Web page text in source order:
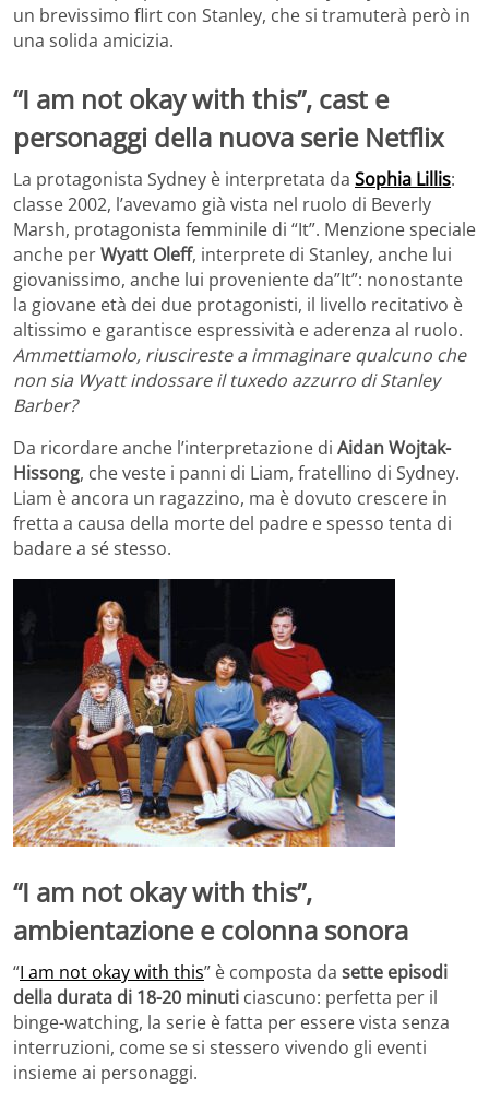
un brevissimo flirt con Stanley, che si tramuterà però in
una solida amicizia.
“I am not okay with this”, cast e
personaggi della nuova serie Netflix
La protagonista Sydney è interpretata da Sophia Lillis:
classe 2002, l’avevamo già vista nel ruolo di Beverly
Marsh, protagonista femminile di “It”. Menzione speciale
anche perWyatt Oleff, interprete di Stanley, anche lui
giovanissimo, anche lui proveniente da”It”: nonostante
la giovane età dei due protagonisti, il livello recitativo è
altissimo e garantisce espressività e aderenza al ruolo.
Ammettiamolo, riuscireste a immaginare qualcuno che
non sia Wyatt indossare il tuxedo azzurro di Stanley
Barber?
Da ricordare anche l’interpretazione di Aidan Wojtak-
Hissong, che veste i panni di Liam, fratellino di Sydney.
Liam è ancora un ragazzino, ma è dovuto crescere in
fretta a causa della morte del padre e spesso tenta di
badare a sé stesso.
“I am not okay with this”,
ambientazione e colonna sonora
“I am not okay with this” è composta da sette episodi
della durata di 18-20 minuti ciascuno: perfetta per il
binge-watching, la serie è fatta per essere vista senza
interruzioni, come se si stessero vivendo gli eventi
insieme ai personaggi.